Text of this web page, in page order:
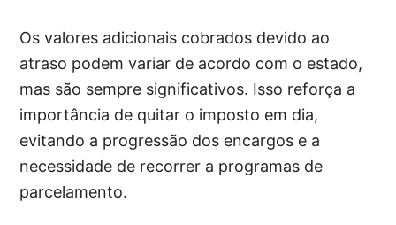
Os valores adicionais cobrados devido ao
atraso podem variar de acordo com o estado,
mas são sempre significativos. Isso reforça a
importância de quitar o imposto em dia,
evitando a progressão dos encargos e a
necessidade de recorrer a programas de
parcelamento.